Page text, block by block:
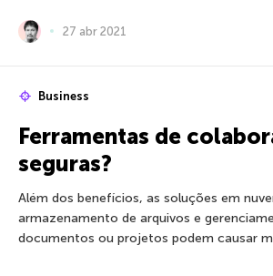
27 abr 2021
Business
Ferramentas de
seguras?
Além dos benefícios, as soluções em
armazenamento de arquivos e
documentos ou projetos podem causar